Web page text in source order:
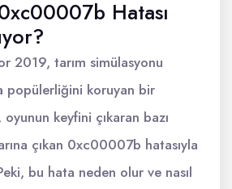
Hatası
2019, tarım simülasyonu
popülerliğini koruyan bir
keyfini çıkaran bazı
çıkan 0xc00007b hatasıyla
bu hata neden olur ve nasıl